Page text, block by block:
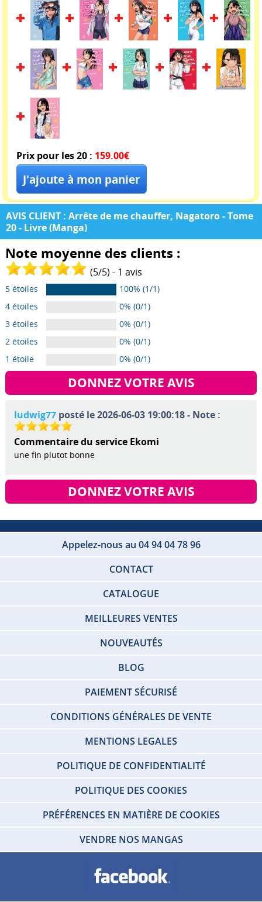
Prix pour les 20 : 159.00€
AVIS CLIENT : Arrête de me chauffer, Nagatoro - Tome
20 - Livre (Manga)
Note moyenne des clients :
(5/5) - 1 avis
5 étoiles
100% (1/1)
4 étoiles
0% (0/1)
3 étoiles
0% (0/1)
2 étoiles
0% (0/1)
1 étoile
0% (0/1)
DONNEZ VOTRE AVIS
ludwig77posté le 2026-06-03 19:00:18 - Note :
Commentaire du service Ekomi
une fin plutot bonne
DONNEZ VOTRE AVIS
Appelez-nous au 04 94 04 78 96
CONTACT
CATALOGUE
MEILLEURES VENTES
NOUVEAUTÉS
BLOG
PAIEMENT SÉCURISÉ
CONDITIONS GÉNÉRALES DE VENTE
MENTIONS LEGALES
POLITIQUE DE CONFIDENTIALITÉ
POLITIQUE DES COOKIES
PRÉFÉRENCES EN MATIÈRE DE COOKIES
VENDRE NOS MANGAS